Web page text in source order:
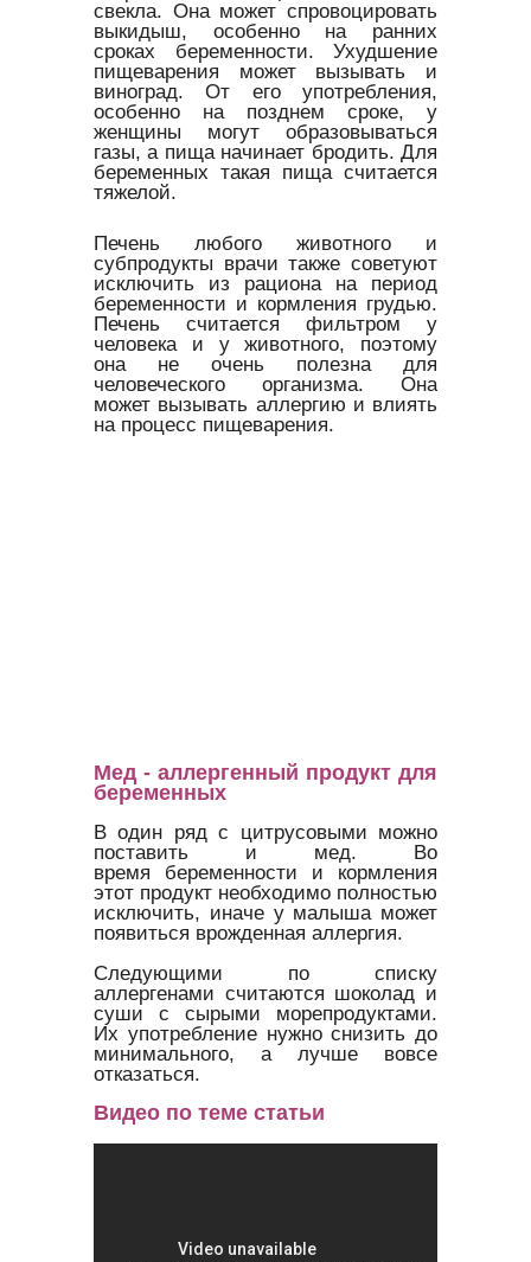
свекла. Она может спровоцировать
выкидыш, особенно на ранних
сроках беременности. Ухудшение
пищеварения может вызывать и
виноград. От его употребления,
особенно на позднем сроке, у
женщины могут образовываться
газы, а пища начинает бродить. Для
беременных такая пища считается
тяжелой.
Печень любого животного и
субпродукты врачи также советуют
исключить из рациона на период
беременности и кормления грудью.
Печень считается фильтром у
человека и у животного, поэтому
она не очень полезна для
человеческого организма. Она
может вызывать аллергию и влиять
на процесс пищеварения.
Мед - аллергенный продукт для
беременных
В один ряд с цитрусовыми можно
поставить и мед. Во
время беременности и кормления
этот продукт необходимо полностью
исключить, иначе у малыша может
появиться врожденная аллергия.
Следующими по списку
аллергенами считаются шоколад и
суши с сырыми морепродуктами.
Их употребление нужно снизить до
минимального, а лучше вовсе
отказаться.
Видео по теме статьи